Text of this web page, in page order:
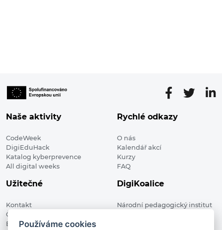
Naše aktivity
CodeWeek
DigiEduHack
Katalog kyberprevence
All digital weeks
Rychlé odkazy
O nás
Kalendář akcí
Kurzy
FAQ
Užitečné
Kontakt
Členské organizace
Blog
DigiKoalice
Národní pedagogický institut
Používáme cookies